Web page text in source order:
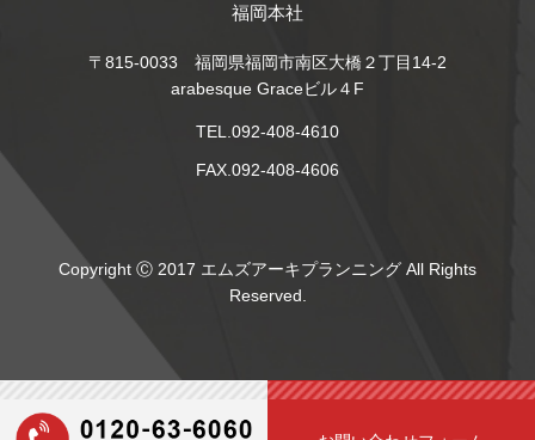
福岡本社
〒815-0033 福岡県福岡市南区大橋２丁目14-2
arabesque Graceビル４F
TEL.092-408-4610
FAX.092-408-4606
Copyright Ⓒ 2017 エムズアーキプランニング All Rights
Reserved.